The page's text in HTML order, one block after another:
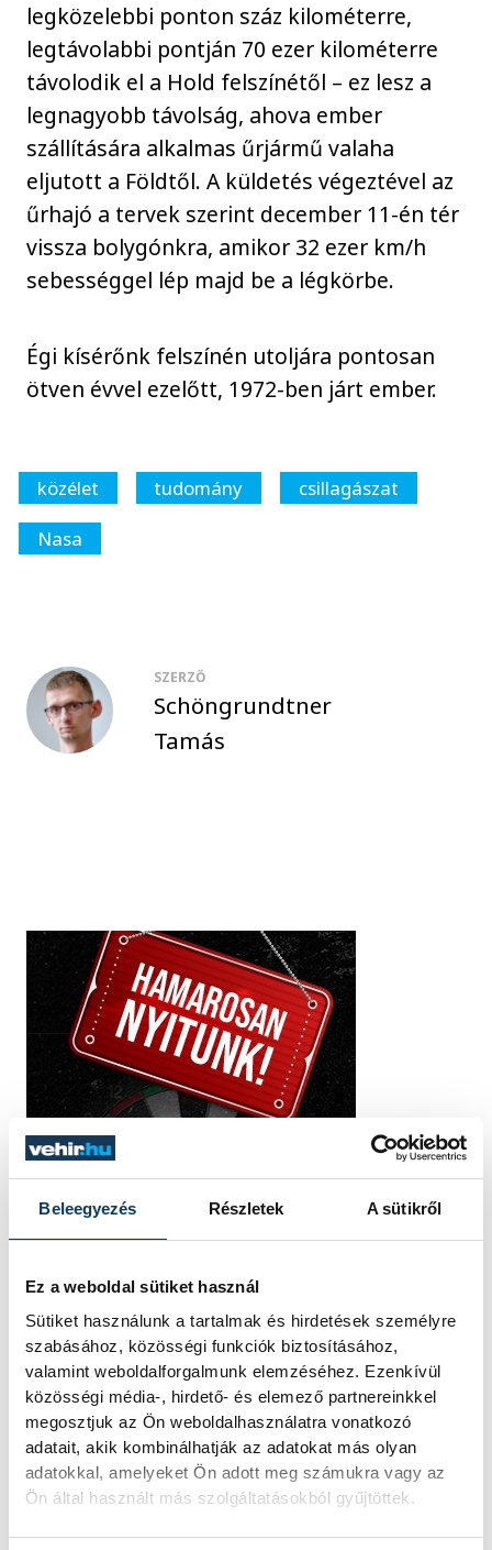
Beleegyezés Részletek A sütikről
Ez a weboldal sütiket használ
Sütiket használunk a tartalmak és hirdetések személyre
szabásához, közösségi funkciók biztosításához,
valamint weboldalforgalmunk elemzéséhez. Ezenkívül
közösségi média-, hirdető- és elemező partnereinkkel
megosztjuk az Ön weboldalhasználatra vonatkozó
adatait, akik kombinálhatják az adatokat más olyan
adatokkal, amelyeket Ön adott meg számukra vagy az
Ön által használt más szolgáltatásokból gyűjtöttek.
legközelebbi ponton száz kilométerre,
legtávolabbi pontján 70 ezer kilométerre
távolodik el a Hold felszínétől – ez lesz a
legnagyobb távolság, ahova ember
szállítására alkalmas űrjármű valaha
eljutott a Földtől. A küldetés végeztével az
űrhajó a tervek szerint december 11-én tér
vissza bolygónkra, amikor 32 ezer km/h
sebességgel lép majd be a légkörbe.
Égi kísérőnk felszínén utoljára pontosan
ötven évvel ezelőtt, 1972-ben járt ember.
közélet tudomány
csillagászat
Nasa
SZERZŐ
Schöngrundtner
Tamás